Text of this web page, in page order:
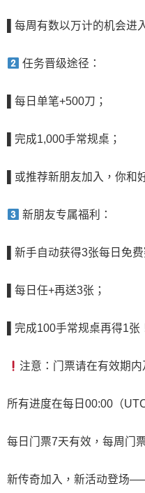
每周有数以万计的机会进
任务晋级途径：
每日单笔+500刀 ；
完成1,000手常规桌 ；
或推荐新朋友加入，你和
新朋友专属福利：
新手自动获得3张每日免
每日任+再送3张 ；
完成100手常规桌再得1张
注意：门票请在有效期
所有进度在每日00:00（
每日门票7天有效，每周门
新传奇加入，新活动登场